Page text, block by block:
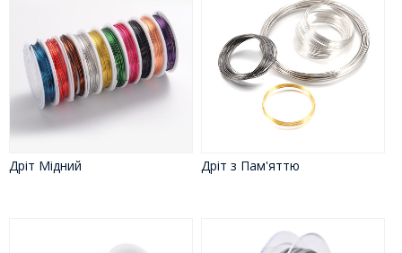
Дріт Мідний Дріт з Пам'яттю